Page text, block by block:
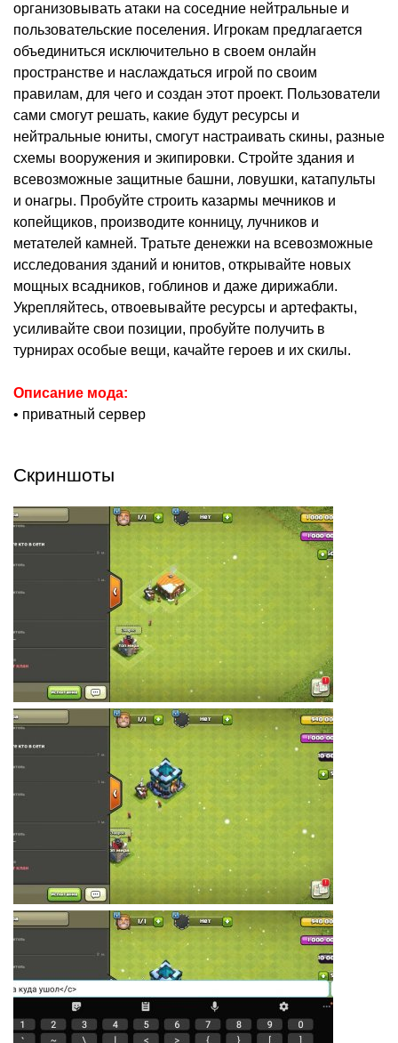
организовывать атаки на соседние нейтральные и
пользовательские поселения. Игрокам предлагается
объединиться исключительно в своем онлайн
пространстве и наслаждаться игрой по своим
правилам, для чего и создан этот проект. Пользователи
сами смогут решать, какие будут ресурсы и
нейтральные юниты, смогут настраивать скины, разные
схемы вооружения и экипировки. Стройте здания и
всевозможные защитные башни, ловушки, катапульты
и онагры. Пробуйте строить казармы мечников и
копейщиков, производите конницу, лучников и
метателей камней. Тратьте денежки на всевозможные
исследования зданий и юнитов, открывайте новых
мощных всадников, гоблинов и даже дирижабли.
Укрепляйтесь, отвоевывайте ресурсы и артефакты,
усиливайте свои позиции, пробуйте получить в
турнирах особые вещи, качайте героев и их скилы.
Описание мода:
• приватный сервер
Скриншоты